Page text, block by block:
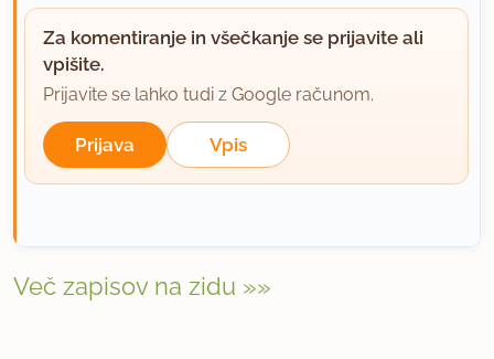
Za komentiranje in všečkanje se prijavite ali
vpišite.
Prijavite se lahko tudi z Google računom.
Prijava Vpis
Več zapisov na zidu »»